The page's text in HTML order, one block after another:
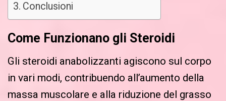
Conclusioni
Come Funzionano gli Steroidi
Gli steroidi anabolizzanti agiscono sul corpo
in vari modi, contribuendo all’aumento della
massa muscolare e alla riduzione del grasso